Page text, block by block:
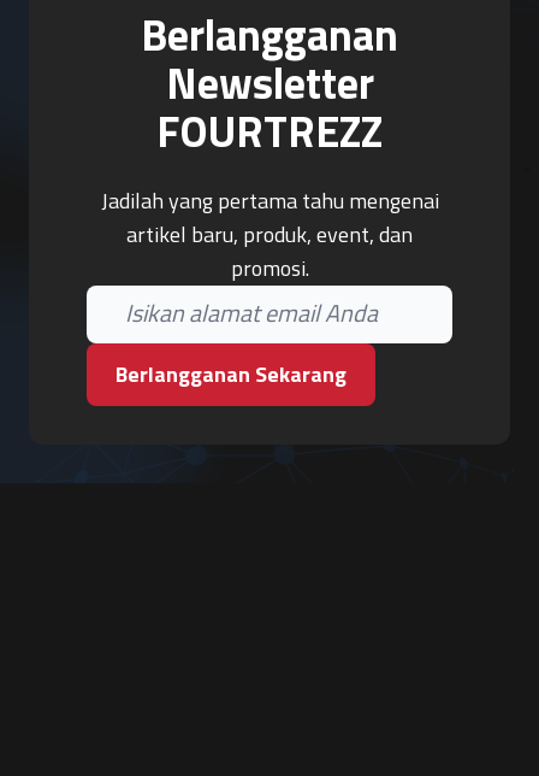
Berlangganan
Newsletter
FOURTREZZ
Jadilah yang pertama tahu mengenai
artikel baru, produk, event, dan
promosi.
Berlangganan Sekarang